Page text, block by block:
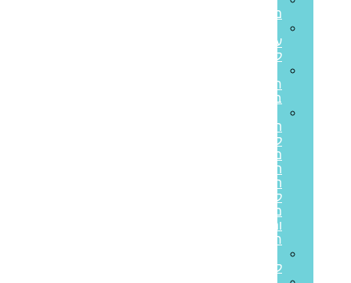
משכנתא
עצמי
למשכנתא
חוץ
בנקאית
הלוואות
לבעלי
משכנתאות:
המדריך
המלא
ליציאה
מחובות
ותזרים
חיובי
לעסקים